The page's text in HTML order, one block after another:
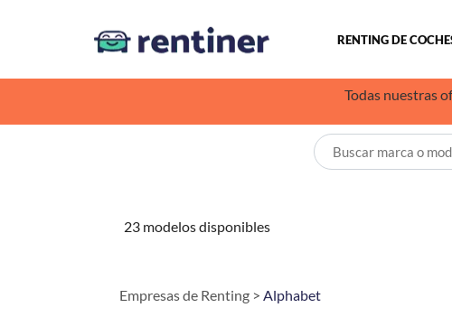
RENTING DE
Todas nuestras
23 modelos disponibles
Empresas de Renting > Alphabet